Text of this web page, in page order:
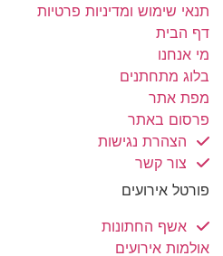
תנאי שימוש ומדיניות פרטיות
דף הבית
מי אנחנו
בלוג מתחתנים
מפת אתר
פרסום באתר
הצהרת נגישות
צור קשר
פורטל אירועים
אשף החתונות
אולמות אירועים